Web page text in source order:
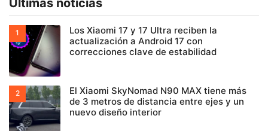
Últimas noticias
Los Xiaomi 17 y 17 Ultra reciben la
actualización a Android 17 con
correcciones clave de estabilidad
El Xiaomi SkyNomad N90 MAX tiene más
de 3 metros de distancia entre ejes y un
nuevo diseño interior